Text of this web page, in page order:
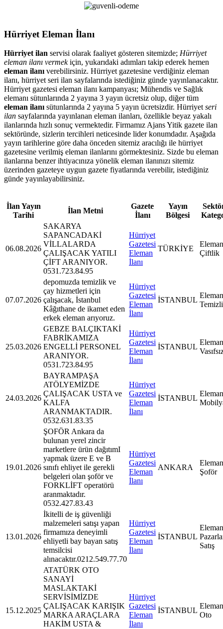
Hürriyet Eleman İlanı
Hürriyet ilan servisi olarak faaliyet gösteren sitemizde; Hürriyet
eleman ilanı vermekiçin, yukarıdaki adımları takip ederek hemen
eleman ilanı verebilirsiniz. Hürriyet gazetesine verdiğiniz eleman
ilanı, hürriyet seri ilan sayfalarında istediğiniz günde yayınlanacaktır.
Hürriyet gazetesi eleman ilanı kampanyası; Mühendis ve Sağlık
elemanı sütunlarında 2 yayına 3 yayın ücretsiz olup, diğer tüm
eleman ilanı sütunlarında 2 yayına 5 yayın ücretsizdir. Hürriyet seri
ilan sayfalarında yayınlanan eleman ilanları, özellikle beyaz yakalı
ilanlarında hızlı sonuç vermektedir. Firmamız Ajans Yitik gazete ilan
sektöründe, sizlerin tercihleri neticesinde lider konumdadır. Aşağıda
yayın tarihlerine göre daha önceden sitemiz aracılığı ile hürriyet
gazetesine verilmiş eleman ilanlarını görmektesiniz. Sizde bu eleman
ilanlarına benzer ihtiyacınıza yönelik eleman ilanınızı sitemiz
üzerinden gazeteye uygun gazete fiyatlarında verebilir, istediğiniz
günde yayınlayabilirsiniz.
İlan Yayın
Tarihi
İlan Metni
Gazete
İlanı
Yayın
Bölgesi
06.08.2026
SAKARYA
SAPANCADAKİ
VİLLALARDA
ÇALIŞACAK YATILI
ÇİFT ARANIYOR.
0531.723.84.95
Hürriyet
Gazetesi
Eleman
İlanı
TÜRKİYE
Çiftlik
07.07.2026
depomuzda temizlik ve
çay hizmetleri için
çalışacak, İstanbul
Kâğıthane de ikamet eden
erkek eleman arıyoruz.
Hürriyet
Gazetesi
Eleman
İlanı
İSTANBUL
25.03.2026
GEBZE BALÇIKTAKİ
FABRİKAMIZA
ENGELLİ PERSONEL
ARANIYOR.
0531.723.84.95
Hürriyet
Gazetesi
Eleman
İlanı
İSTANBUL
24.03.2026
BAYRAMPAŞA
ATÖLYEMİZDE
ÇALIŞACAK USTA ve
KALFA
ARANMAKTADIR.
0532.631.83.35
Hürriyet
Gazetesi
Eleman
İlanı
İSTANBUL
19.01.2026
ŞOFÖR Ankara da
bulunan yerel zincir
marketlere ürün dağıtımI
yapmak üzere E ve B
sınıfı ehliyet ile gerekli
belgeleri olan şoför ve
FORKLİFT operatörü
aranmaktadır.
0532.427.83.43
Hürriyet
Gazetesi
Eleman
İlanı
ANKARA
Şoför
13.01.2026
İkitelli de iş güvenliği
malzemeleri satışı yapan
firmamıza deneyimli
ehliyetli bay bayan satış
temsilcisi
alınacaktır.0212.549.77.70
Hürriyet
Gazetesi
Eleman
İlanı
İSTANBUL
Satış
15.12.2025
ATATÜRK OTO
SANAYİ
MASLAKTAKİ
SERVİSİMİZDE
ÇALIŞACAK KARIŞIK
MARKA ARAÇLARA
HAKİM USTA &
Hürriyet
Gazetesi
Eleman
İlanı
İSTANBUL
Oto